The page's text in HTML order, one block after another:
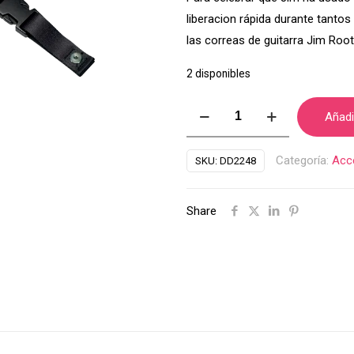
liberacion rápida durante
las correas de guitarra Jim
2 disponibles
Jim
Root
Black
SKU: DD2248 Categoría:
Share